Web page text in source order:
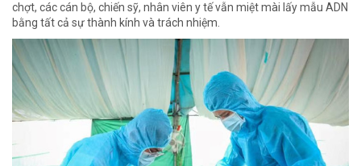
chợt, các cán bộ, chiến sỹ, nhân viên y tế vẫn miệt mài lấy mẫu ADN
bằng tất cả sự thành kính và trách nhiệm.